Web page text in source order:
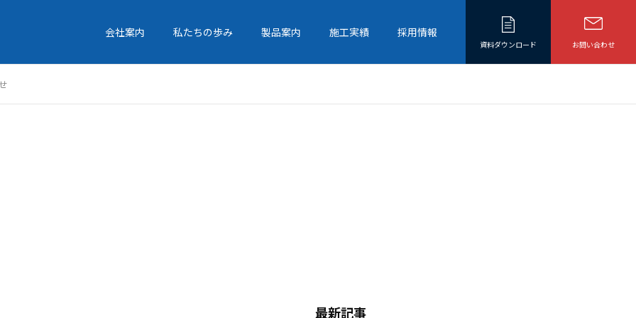
会社案内 私たちの歩み 製品案内 施工実績 採用情報
資料ダウンロード お問い合わせ
最新記事